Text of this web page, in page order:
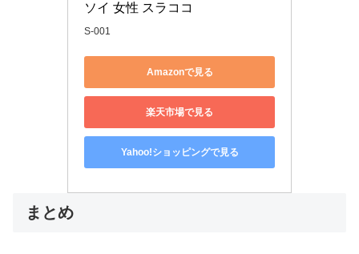
ソイ 女性 スラココ
S-001
Amazonで見る
楽天市場で見る
Yahoo!ショッピングで見る
まとめ